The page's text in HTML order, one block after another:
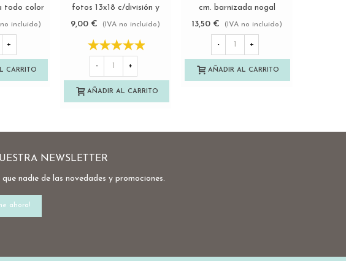
todo color
incluido)
+
CARRITO
fotos 13x18 c/división y
marco Ref.P1454MS
9,00 € (IVA no incluido)
- +
AÑADIR AL CARRITO
cm. barnizada nogal
c/imanes Ref.PCF5SVC
13,50 € (IVA no incluido)
- +
AÑADIR AL CARRITO
NEWSLETTER
nadie de las novedades y promociones.
ahora!